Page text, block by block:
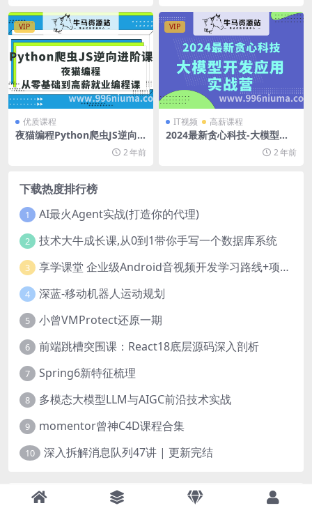
VIP
优质课程
夜猫编程Python爬虫JS逆向
进阶课(录播课＋答疑)从零基2 年前
VIP
IT视频 高薪课程
2024最新贪心科技-大模型开
2 年前
下载热度排行榜
1 AI最火Agent实战(打造你的代理)
2 技术大牛成长课,从0到1带你手写一个数据库系统
3 享学课堂 企业级Android音视频开发学习路线+项目实战（附源码）
4 深蓝-移动机器人运动规划
5 小曾VMProtect还原一期
6 前端跳槽突围课：React18底层源码深入剖析
7 Spring6新特征梳理
8 多模态大模型LLM与AIGC前沿技术实战
9 momentor曾神C4D课程合集
10 深入拆解消息队列47讲 | 更新完结
新鲜出炉的资源